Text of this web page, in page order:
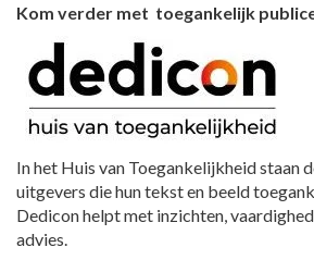
Kom verder met toegankelijk
In het Huis van Toegankelijkheid staan
uitgevers die hun tekst en beeld
Dedicon helpt met inzichten,
advies.